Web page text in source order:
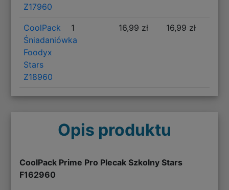
Z17960
CoolPack
Śniadaniówka
Foodyx
Stars
Z18960
1 16,99 zł 16,99 zł
Opis produktu
CoolPack Prime Pro Plecak Szkolny Stars
F162960